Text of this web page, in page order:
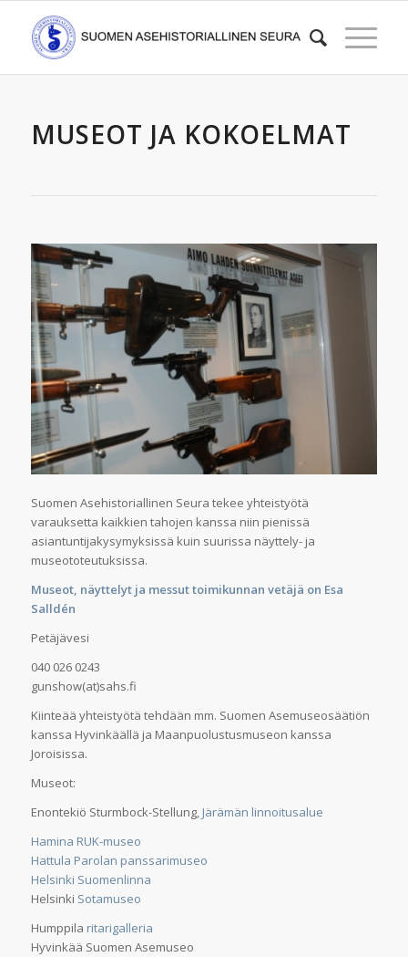
MUSEOT JA KOKOELMAT
Suomen Asehistoriallinen Seura tekee yhteistyötä
varauksetta kaikkien tahojen kanssa niin pienissä
asiantuntijakysymyksissä kuin suurissa näyttely- ja
museototeutuksissa.
Museot, näyttelyt ja messut toimikunnan vetäjä on Esa
Salldén
Petäjävesi
040 026 0243
gunshow(at)sahs.fi
Kiinteää yhteistyötä tehdään mm. Suomen Asemuseosäätiön
kanssa Hyvinkäällä ja Maanpuolustusmuseon kanssa
Joroisissa.
Museot:
Enontekiö Sturmbock-Stellung, Järämän linnoitusalue
Hamina RUK-museo
Hattula Parolan panssarimuseo
Helsinki Suomenlinna
Helsinki Sotamuseo
Humppila ritarigalleria
Hyvinkää Suomen Asemuseo